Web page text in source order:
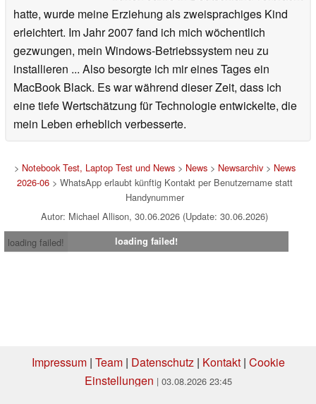
hatte, wurde meine Erziehung als zweisprachiges Kind
erleichtert. Im Jahr 2007 fand ich mich wöchentlich
gezwungen, mein Windows-Betriebssystem neu zu
installieren ... Also besorgte ich mir eines Tages ein
MacBook Black. Es war während dieser Zeit, dass ich
eine tiefe Wertschätzung für Technologie entwickelte, die
mein Leben erheblich verbesserte.
> Notebook Test, Laptop Test und News> News> Newsarchiv> News
2026-06> WhatsApp erlaubt künftig Kontakt per Benutzername statt
Handynummer
Autor: Michael Allison, 30.06.2026 (Update: 30.06.2026)
loading failed!
loading failed!
Impressum| Team| Datenschutz| Kontakt| Cookie
Einstellungen | 03.08.2026 23:45